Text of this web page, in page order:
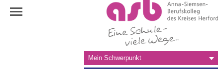
Navigation
überspringen
Mein Schwerpunkt